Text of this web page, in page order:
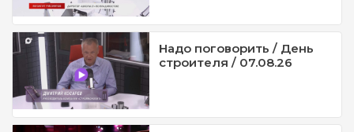
Надо поговорить / День
строителя / 07.08.26